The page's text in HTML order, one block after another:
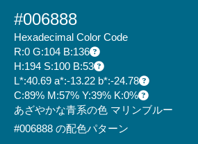
#006888
Hexadecimal Color Code
R:0 G:104 B:136
H:194 S:100 B:53
L*:40.69 a*:-13.22 b*:-24.78
C:89% M:57% Y:39% K:0%
あざやかな青系の色 マリンブルー
#006888 の配色パターン